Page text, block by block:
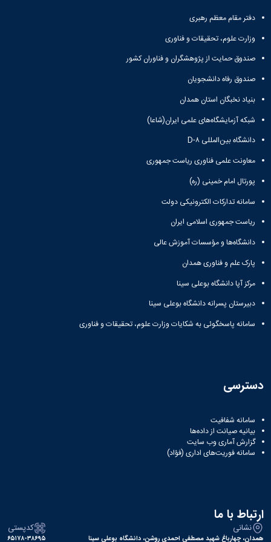
پژوهشی
تحصیلات
تکمیلی
کمیته
منتخب
ممیزی
کمیته
ترفیع
شورای
فرهنگی
دانشکده
آئین
نامه
ها
سمینارها
و
پایان
ها
آیین‌نامه‌های
معاونت
آموزشی
گروه
صنایع
گروه
نشریات
پژوهش
های
مهندسی
در
سیستم
Journal
of
Stress
Analysis
ارتباط
صنعت
کارآموزی
مراکز
مرتبط
ملی
نخبگان
شرکت
آئین
نامه ها
فرآیندها
آئین
نامه
نامه
های
پژوهشی
مکانیک
مهندسی
کامپیوتر
دفتر مقام معظم رهبری
وزارت علوم، تحقیقات و فناوری
صندوق حمایت از پژوهشگران و فناوران کشور
صندوق رفاه دانشجویان
بنیاد نخبگان استان همدان
شبکه آزمایشگاه‌های علمی ایران(شاعا)
دانشگاه بین‌المللی D-۸
معاونت علمی فناوری ریاست جمهوری
پورتال امام خمینی (ره)
سامانه تدارکات الکترونیکی دولت
ریاست جمهوری اسلامی ایران
دانشگاه‌ها و مؤسسات آموزش عالی
پارک علم و فناوری همدان
مرکز آپا دانشگاه بوعلی سینا
دبیرستان پسرانه دانشگاه بوعلی سینا
سامانه پاسخگوئی به شکایات وزارت علوم، تحقیقات و فناوری
دسترسی
سامانه شفافیت
بیانیه صیانت از داده‌ها
گزارش آماری وب‌ سایت
سامانه فوریت‌های اداری (فؤاد)
ارتباط با ما
نشانی
همدان، چهارباغ شهید مصطفی احمدی روشن، دانشگاه بوعلی سینا
کدپستی
۶۵۱۷۸-۳۸۶۹۵